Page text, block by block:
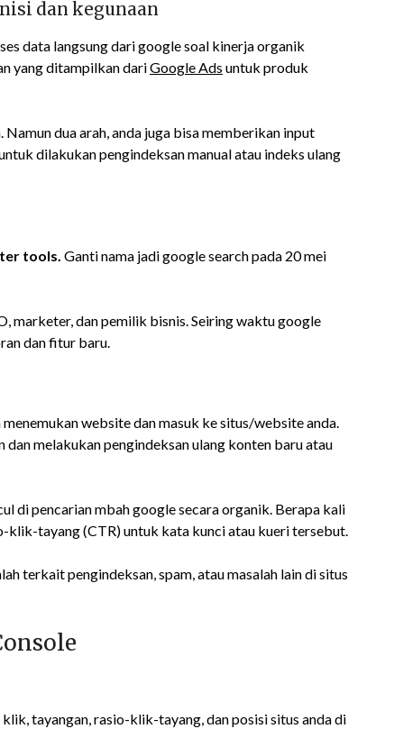
dan kegunaan
data langsung dari google soal kinerja organik
yang ditampilkan dariGoogle Ads untuk produk
dua arah, anda juga bisa memberikan input
dilakukan pengindeksan manual atau indeks ulang
tools. Ganti nama jadi google search pada 20 mei
marketer, dan pemilik bisnis. Seiring waktu google
dan fitur baru.
website dan masuk ke situs/website anda.
melakukan pengindeksan ulang konten baru atau
di pencarian mbah google secara organik. Berapa kali
klik-tayang (CTR) untuk kata kunci atau kueri tersebut.
terkait pengindeksan, spam, atau masalah lain di situs
tayangan, rasio-klik-tayang, dan posisi situs anda di